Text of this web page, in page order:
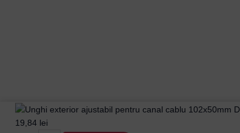
19,84 lei
Unghi
Exterior